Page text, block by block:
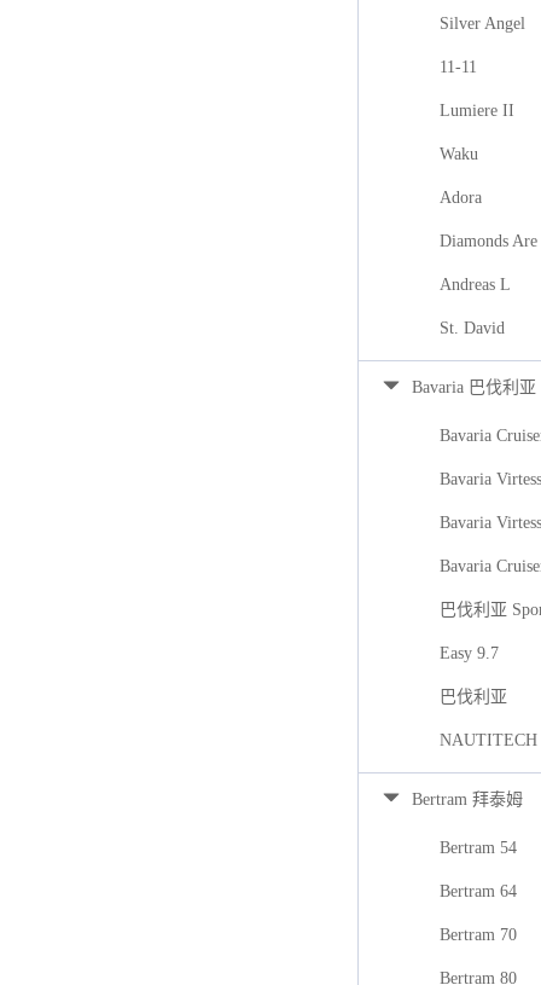
Silver Angel
11-11
Lumiere II
Waku
Adora
Diamonds
Andreas L
St. David
Bavaria 巴伐利亚
Bavaria
Bavaria
Bavaria
Bavaria
巴伐利亚
Easy 9.7
巴伐利亚
NAUTITECH
Bertram 拜泰姆
Bertram 54
Bertram 64
Bertram 70
Bertram 80